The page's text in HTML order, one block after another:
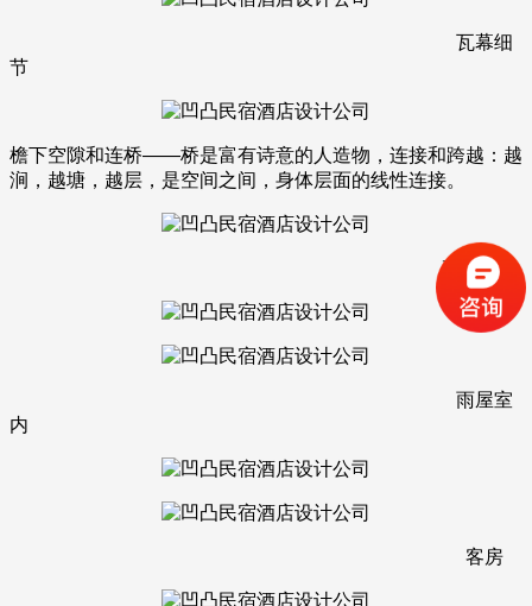
瓦幕细
节
檐下空隙和连桥——桥是富有诗意的人造物，连接和跨越：越
涧，越塘，越层，是空间之间，身体层面的线性连接。
亭房室内
雨屋室
内
客房